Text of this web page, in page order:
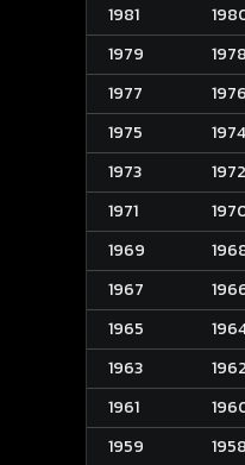
1981
1979
1978
1977
1976
1975
1974
1973
1972
1971
1969
1967
1965
1963
1962
1961
1959
1958